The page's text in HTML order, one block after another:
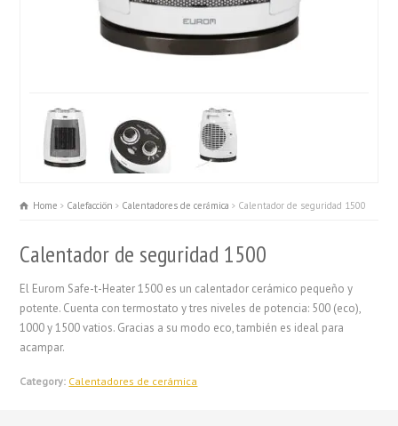
Home Calefacciön Calentadores de cerámica Calentador de seguridad 1500
Calentador de seguridad 1500
El Eurom Safe-t-Heater 1500 es un calentador cerámico pequeño y
potente. Cuenta con termostato y tres niveles de potencia: 500 (eco),
1000 y 1500 vatios. Gracias a su modo eco, también es ideal para
acampar.
Category: Calentadores de cerámica